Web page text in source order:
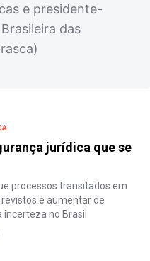
e presidente-
das
jurídica que se
processos transitados em
é aumentar de
no Brasil